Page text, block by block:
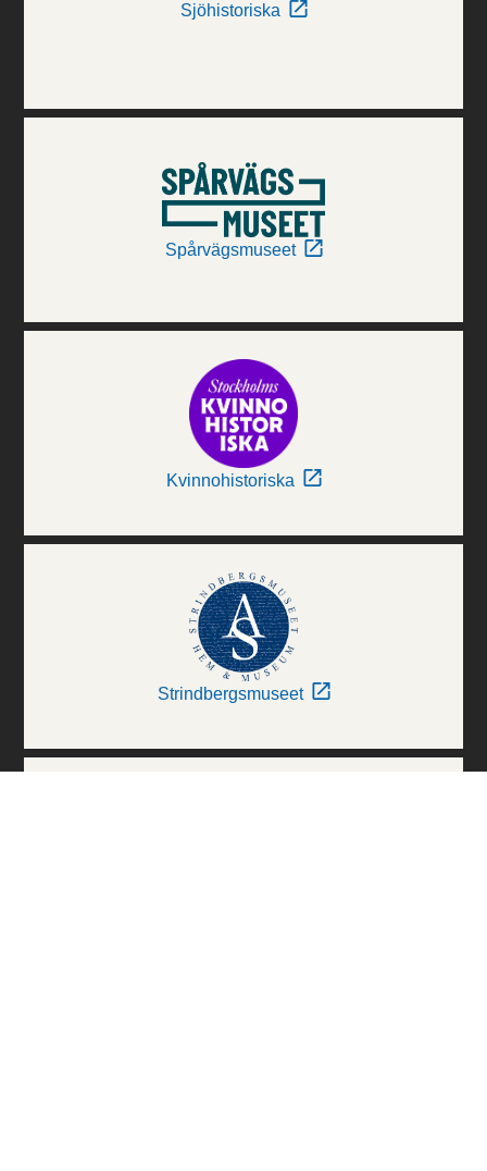
Sjöhistoriska
Spårvägsmuseet
Kvinnohistoriska
Strindbergsmuseet